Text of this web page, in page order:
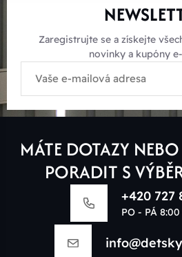
Zaregistrujte se a získejte
novinky a kupóny
MÁTE DOTAZY
PORADIT S
+420 727
PO - PÁ